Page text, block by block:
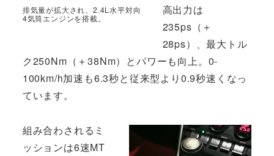
排気量が拡大され、2.4L水平対向
4気筒エンジンを搭載。
高出力は
235ps（＋
28ps）、最大トル
ク250Nm（＋38Nm）とパワーも向上。0-
100km/h加速も6.3秒と従来型より0.9秒速くなっ
ています。
組み合わされるミ
ッションは6速MT